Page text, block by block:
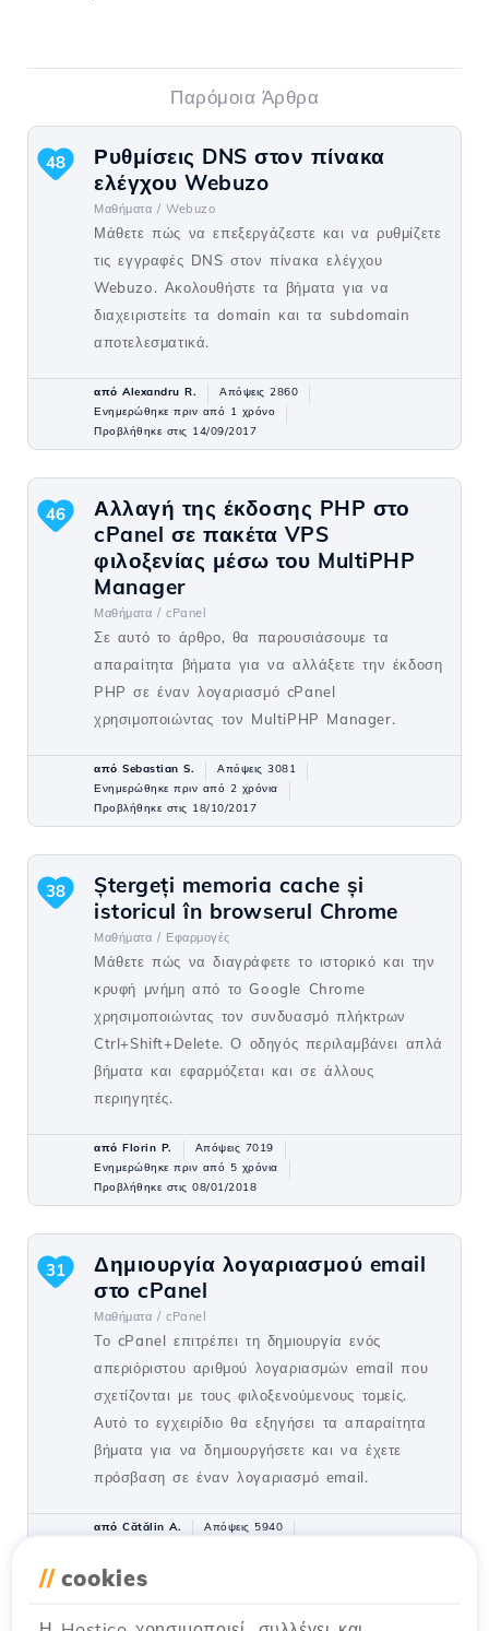
Παρόμοια Άρθρα
Ρυθμίσεις DNS στον πίνακα
ελέγχου Webuzo
Μαθήματα / Webuzo
Μάθετε πώς να επεξεργάζεστε και να ρυθμίζετε
τις εγγραφές DNS στον πίνακα ελέγχου
Webuzo. Ακολουθήστε τα βήματα για να
διαχειριστείτε τα domain και τα subdomain
αποτελεσματικά.
48
από Alexandru R.
Απόψεις 2860
Ενημερώθηκε πριν από 1 χρόνο
Προβλήθηκε στις 14/09/2017
Αλλαγή της έκδοσης PHP στο
cPanel σε πακέτα VPS
φιλοξενίας μέσω του MultiPHP
Manager
Μαθήματα / cPanel
Σε αυτό το άρθρο, θα παρουσιάσουμε τα
απαραίτητα βήματα για να αλλάξετε την έκδοση
PHP σε έναν λογαριασμό cPanel
χρησιμοποιώντας τον MultiPHP Manager.
46
από Sebastian S.
Απόψεις 3081
Ενημερώθηκε πριν από 2 χρόνια
Προβλήθηκε στις 18/10/2017
Ștergeți memoria cache și
istoricul în browserul Chrome
Μαθήματα / Εφαρμογές
Μάθετε πώς να διαγράφετε το ιστορικό και την
κρυφή μνήμη από το Google Chrome
χρησιμοποιώντας τον συνδυασμό πλήκτρων
Ctrl+Shift+Delete. Ο οδηγός περιλαμβάνει απλά
βήματα και εφαρμόζεται και σε άλλους
περιηγητές.
38
από Florin P.
Απόψεις 7019
Ενημερώθηκε πριν από 5 χρόνια
Προβλήθηκε στις 08/01/2018
Δημιουργία λογαριασμού email
στο cPanel
Μαθήματα / cPanel
Το cPanel επιτρέπει τη δημιουργία ενός
απεριόριστου αριθμού λογαριασμών email που
σχετίζονται με τους φιλοξενούμενους τομείς.
Αυτό το εγχειρίδιο θα εξηγήσει τα απαραίτητα
βήματα για να δημιουργήσετε και να έχετε
πρόσβαση σε έναν λογαριασμό email.
31
από Cătălin A.
Απόψεις 5940
Προβλήθηκε στις 28/06/2017
// cookies